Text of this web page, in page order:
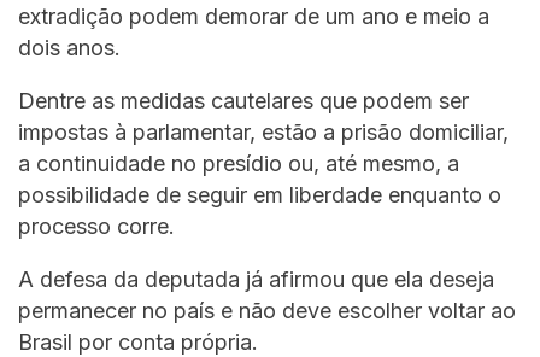
extradição podem demorar de um ano e meio a
dois anos.
Dentre as medidas cautelares que podem ser
impostas à parlamentar, estão a prisão domiciliar,
a continuidade no presídio ou, até mesmo, a
possibilidade de seguir em liberdade enquanto o
processo corre.
A defesa da deputada já afirmou que ela deseja
permanecer no país e não deve escolher voltar ao
Brasil por conta própria.